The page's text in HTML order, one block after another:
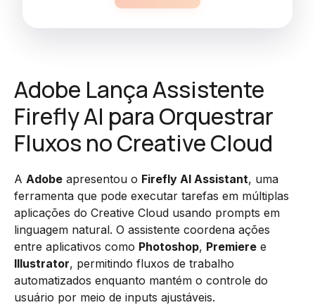
Adobe Lança Assistente
Firefly AI para Orquestrar
Fluxos no Creative Cloud
A Adobe apresentou o Firefly AI Assistant, uma
ferramenta que pode executar tarefas em múltiplas
aplicações do Creative Cloud usando prompts em
linguagem natural. O assistente coordena ações
entre aplicativos como Photoshop, Premiere e
Illustrator, permitindo fluxos de trabalho
automatizados enquanto mantém o controle do
usuário por meio de inputs ajustáveis.